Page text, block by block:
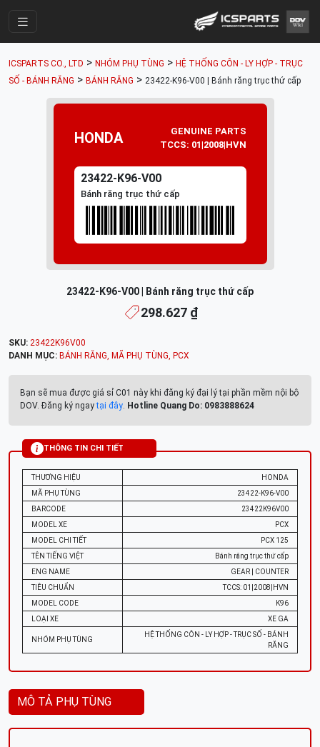
Cửa Hàng
Parts Catalogue
Mã Phụ Tùng
Tài khoản
ICSPARTS CO., LTD > NHÓM PHỤ TÙNG > HỆ THỐNG CÔN - LY HỢP - TRỤC
SỐ - BÁNH RĂNG > BÁNH RĂNG > 23422-K96-V00 | Bánh răng trục thứ cấp
HONDA
GENUINE PARTS
TCCS: 01|2008|HVN
23422-K96-V00
Bánh răng trục thứ cấp
23422-K96-V00 | Bánh răng trục thứ cấp
298.627 ₫
SKU: 23422K96V00
DANH MỤC: BÁNH RĂNG, MÃ PHỤ TÙNG, PCX
Bạn sẽ mua được giá sỉ C01 này khi đăng ký đại lý tại phần mềm nội bộ
DOV. Đăng ký ngaytại đây. Hotline Quang Do: 0983888624
THÔNG TIN CHI TIẾT
THƯƠNG HIỆU
HONDA
MÃ PHỤ TÙNG
23422-K96-V00
BARCODE
23422K96V00
MODEL XE
PCX
MODEL CHI TIẾT
PCX 125
TÊN TIẾNG VIỆT
Bánh răng trục thứ cấp
ENG NAME
GEAR | COUNTER
TIÊU CHUẨN
TCCS: 01|2008|HVN
MODEL CODE
K96
LOẠI XE
XE GA
NHÓM PHỤ TÙNG
HỆ THỐNG CÔN - LY HỢP - TRỤC SỐ - BÁNH
RĂNG
MÔ TẢ PHỤ TÙNG